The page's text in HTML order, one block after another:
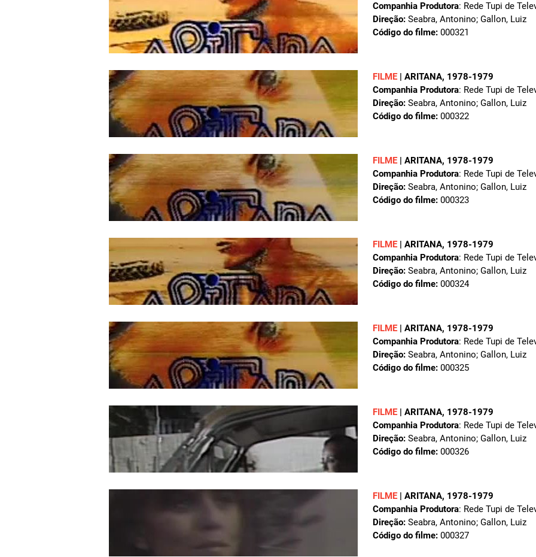
Companhia Produtora: Rede Tupi de
Direção: Seabra, Antonino; Gallon, Luiz
Código do filme: 000321
FILME | ARITANA, 1978-1979
Companhia Produtora: Rede Tupi de
Direção: Seabra, Antonino; Gallon, Luiz
Código do filme: 000322
FILME | ARITANA, 1978-1979
Companhia Produtora: Rede Tupi de
Direção: Seabra, Antonino; Gallon, Luiz
Código do filme: 000323
FILME | ARITANA, 1978-1979
Companhia Produtora: Rede Tupi de
Direção: Seabra, Antonino; Gallon, Luiz
Código do filme: 000324
FILME | ARITANA, 1978-1979
Companhia Produtora: Rede Tupi de
Direção: Seabra, Antonino; Gallon, Luiz
Código do filme: 000325
FILME | ARITANA, 1978-1979
Companhia Produtora: Rede Tupi de
Direção: Seabra, Antonino; Gallon, Luiz
Código do filme: 000326
FILME | ARITANA, 1978-1979
Companhia Produtora: Rede Tupi de
Direção: Seabra, Antonino; Gallon, Luiz
Código do filme: 000327